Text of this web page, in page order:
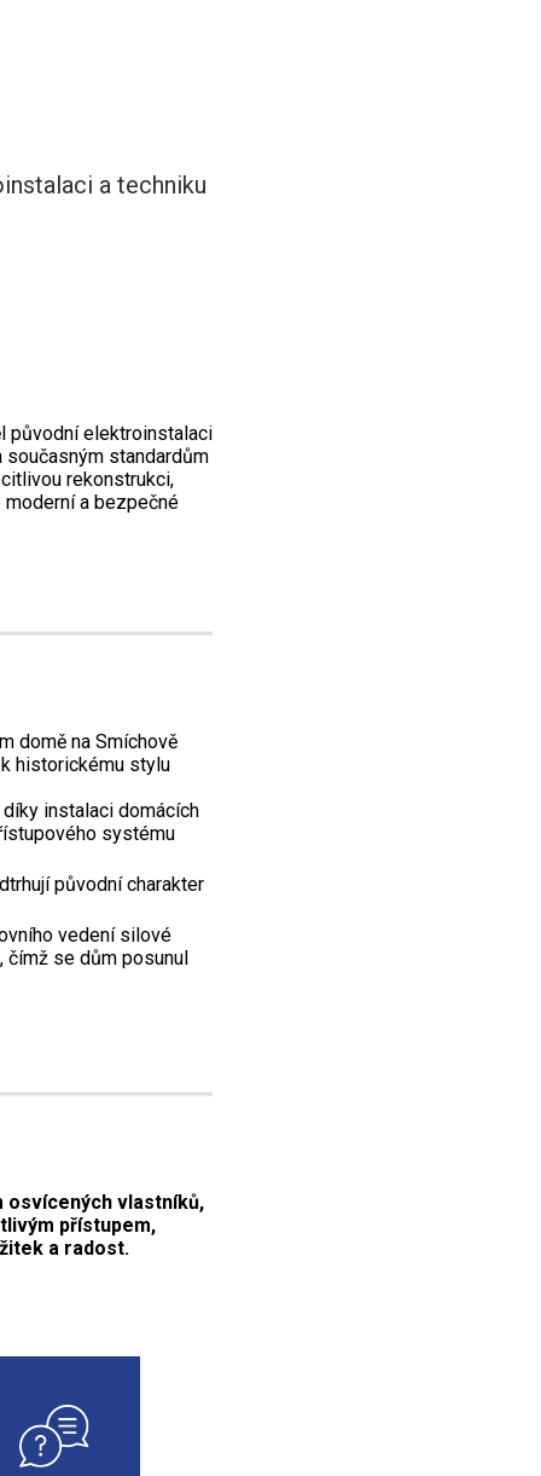
a techniku
původní elektroinstalaci
standardům
rekonstrukci,
a bezpečné
domě na Smíchově
historickému stylu
instalaci domácích
systému
původní charakter
vedení silové
čímž se dům posunul
osvícených vlastníků,
přístupem,
a radost.